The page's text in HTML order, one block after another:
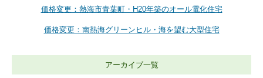
価格変更：熱海市青葉町・H20年築のオール電化住宅
価格変更：南熱海グリーンヒル・海を望む大型住宅
アーカイブ一覧